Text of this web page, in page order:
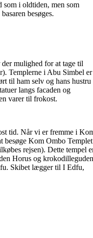
som i oldtiden, men som
besøges.
mulighed for at tage til
Templerne i Abu Simbel er
til ham selv og hans hustru
langs facaden og
varer til frokost.
tid. Når vi er fremme i
besøge Kom Ombo Templet
rejsen). Dette tempel
Horus og krokodilleguden
Skibet lægger til I Edfu,